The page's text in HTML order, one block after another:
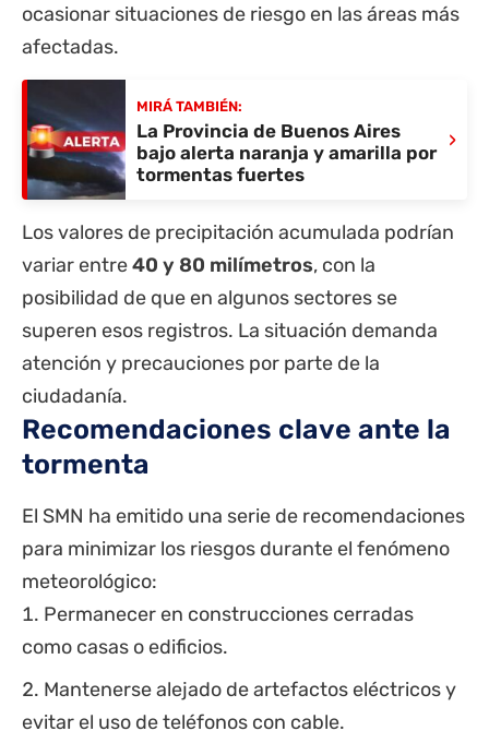
ocasionar situaciones de riesgo en las áreas más
afectadas.
MIRÁ TAMBIÉN:
La Provincia de Buenos Aires
bajo alerta naranja y amarilla por
tormentas fuertes
›
Los valores de precipitación acumulada podrían
variar entre40 y 80 milímetros, con la
posibilidad de que en algunos sectores se
superen esos registros. La situación demanda
atención y precauciones por parte de la
ciudadanía.
Recomendaciones clave ante la
tormenta
El SMN ha emitido una serie de recomendaciones
para minimizar los riesgos durante el fenómeno
meteorológico:
Permanecer en construcciones cerradas
como casas o edificios.
Mantenerse alejado de artefactos eléctricos y
evitar el uso de teléfonos con cable.